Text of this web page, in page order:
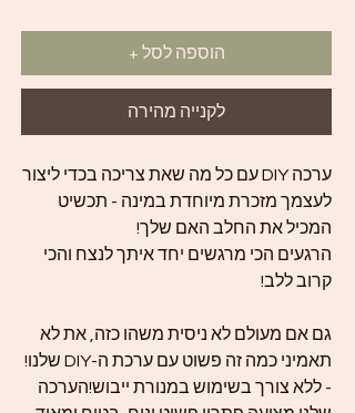
הוספה לסל +
לקנייה מהירה
ערכה DIY עם כל מה שאת צריכה בכדי ליצור
לעצמך מזכרת מיוחדת במינה - תכשיט
המכיל את החלב האם שלך!
הרגעים הכי מרגשים יחד איתך לנצח והכי
קרוב ללב!
גם אם מעולם לא ניסית משהו כזה, את לא
תאמיני כמה זה פשוט עם ערכת ה-DIY שלנו!
- ללא צורך בשימוש במנורת ייבוש!​הערכה